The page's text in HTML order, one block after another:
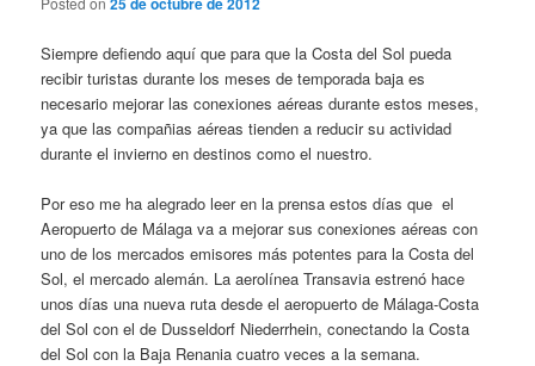
Siempre defiendo aquí que para que la Costa del Sol pueda
recibir turistas durante los meses de temporada baja es
necesario mejorar las conexiones aéreas durante estos meses,
ya que las compañias aéreas tienden a reducir su actividad
durante el invierno en destinos como el nuestro.
Por eso me ha alegrado leer en la prensa estos días que el
Aeropuerto de Málaga va a mejorar sus conexiones aéreas con
uno de los mercados emisores más potentes para la Costa del
Sol, el mercado alemán. La aerolínea Transavia estrenó hace
unos días una nueva ruta desde el aeropuerto de Málaga-Costa
del Sol con el de Dusseldorf Niederrhein, conectando la Costa
del Sol con la Baja Renania cuatro veces a la semana.